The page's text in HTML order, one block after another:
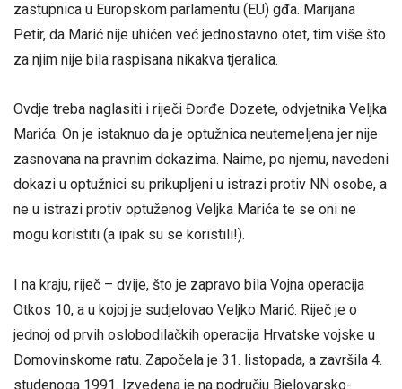
zastupnica u Europskom parlamentu (EU) gđa. Marijana
Petir, da Marić nije uhićen već jednostavno otet, tim više što
za njim nije bila raspisana nikakva tjeralica.
Ovdje treba naglasiti i riječi Đorđe Dozete, odvjetnika Veljka
Marića. On je istaknuo da je optužnica neutemeljena jer nije
zasnovana na pravnim dokazima. Naime, po njemu, navedeni
dokazi u optužnici su prikupljeni u istrazi protiv NN osobe, a
ne u istrazi protiv optuženog Veljka Marića te se oni ne
mogu koristiti (a ipak su se koristili!).
I na kraju, riječ – dvije, što je zapravo bila Vojna operacija
Otkos 10, a u kojoj je sudjelovao Veljko Marić. Riječ je o
jednoj od prvih oslobodilačkih operacija Hrvatske vojske u
Domovinskome ratu. Započela je 31. listopada, a završila 4.
studenoga 1991. Izvedena je na području Bjelovarsko-